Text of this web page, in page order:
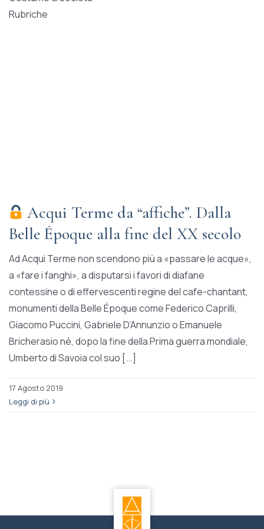
Rubriche
Acqui Terme da “affiche”. Dalla
Belle Époque alla fine del XX secolo
Ad Acqui Terme non scendono più a «passare le acque»,
a «fare i fanghi», a disputarsi i favori di diafane
contessine o di effervescenti regine del cafe-chantant,
monumenti della Belle Époque come Federico Caprilli,
Giacomo Puccini, Gabriele D’Annunzio o Emanuele
Bricherasio né, dopo la fine della Prima guerra mondiale,
Umberto di Savoia col suo [...]
17 Agosto 2019
Leggi di più